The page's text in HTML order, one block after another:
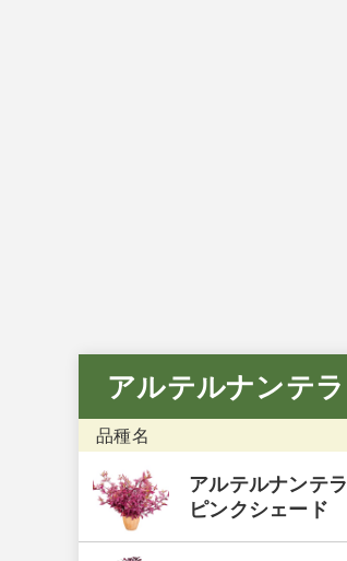
アルテルナンテラ
品種名
アルテルナンテラ
ピンクシェード